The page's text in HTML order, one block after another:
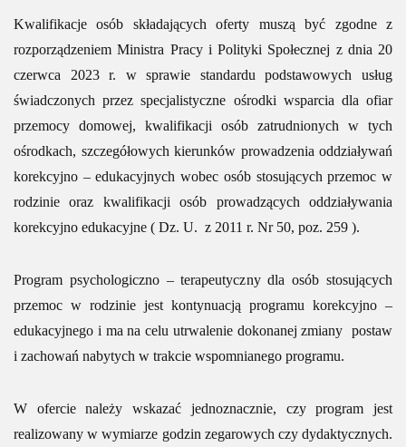
Kwalifikacje osób składających oferty muszą być zgodne z
rozporządzeniem Ministra Pracy i Polityki Społecznej z dnia 20
czerwca 2023 r. w sprawie standardu podstawowych usług
świadczonych przez specjalistyczne ośrodki wsparcia dla ofiar
przemocy domowej, kwalifikacji osób zatrudnionych w tych
ośrodkach, szczegółowych kierunków prowadzenia oddziaływań
korekcyjno – edukacyjnych wobec osób stosujących przemoc w
rodzinie oraz kwalifikacji osób prowadzących oddziaływania
korekcyjno edukacyjne ( Dz. U. z 2011 r. Nr 50, poz. 259 ).
Program psychologiczno – terapeutyczny dla osób stosujących
przemoc w rodzinie jest kontynuacją programu korekcyjno –
edukacyjnego i ma na celu utrwalenie dokonanej zmiany postaw
i zachowań nabytych w trakcie wspomnianego programu.
W ofercie należy wskazać jednoznacznie, czy program jest
realizowany w wymiarze godzin zegarowych czy dydaktycznych.